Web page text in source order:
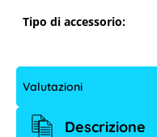
Tipo di accessorio:
Valutazioni
Descrizione